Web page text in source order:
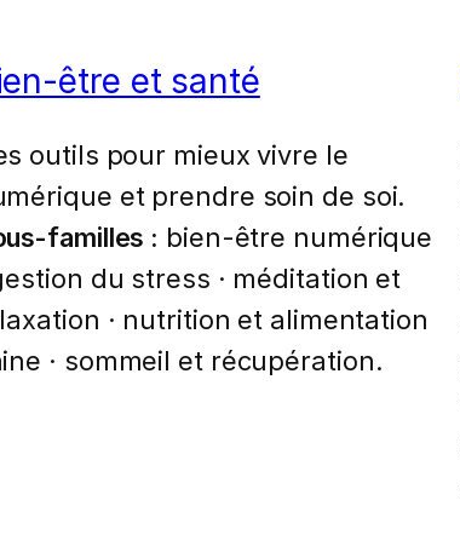
être et santé
outils pour mieux vivre le
et prendre soin de soi.
familles : bien-être numérique
du stress · méditation et
· nutrition et alimentation
· sommeil et récupération.